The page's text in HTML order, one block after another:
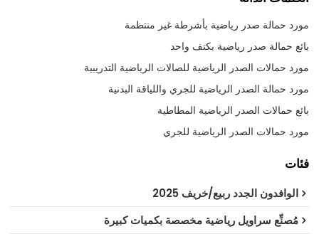
مورد حمالة صدر رياضية بأشرطة غير منتظمة
بائع حمالة صدر رياضية بكتف واحد
مورد حمالات الصدر الرياضية للصالات الرياضية التدريبية
مورد حمالة الصدر الرياضية للجري واللياقة البدنية
بائع حمالات الصدر الرياضية المطاطية
مورد حمالات الصدر الرياضية للجري
فئات
الوافدون الجدد ربيع/خريف 2025
مُصنِّع سراويل رياضية مخصصة بكميات كبيرة